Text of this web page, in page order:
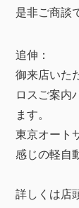
是非ご商談
追伸：
御来店いた
ロスご案内
ます。
東京オート
感じの軽自
詳しくは店